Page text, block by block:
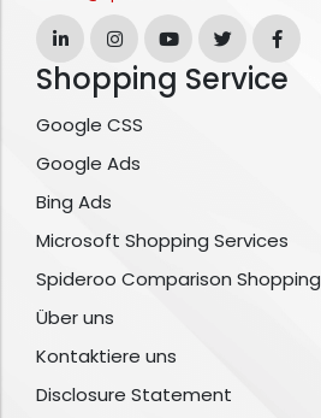
Shopping Service
Google CSS
Google Ads
Bing Ads
Microsoft Shopping Services
Spideroo Comparison Shopping
Über uns
Kontaktiere uns
Disclosure Statement